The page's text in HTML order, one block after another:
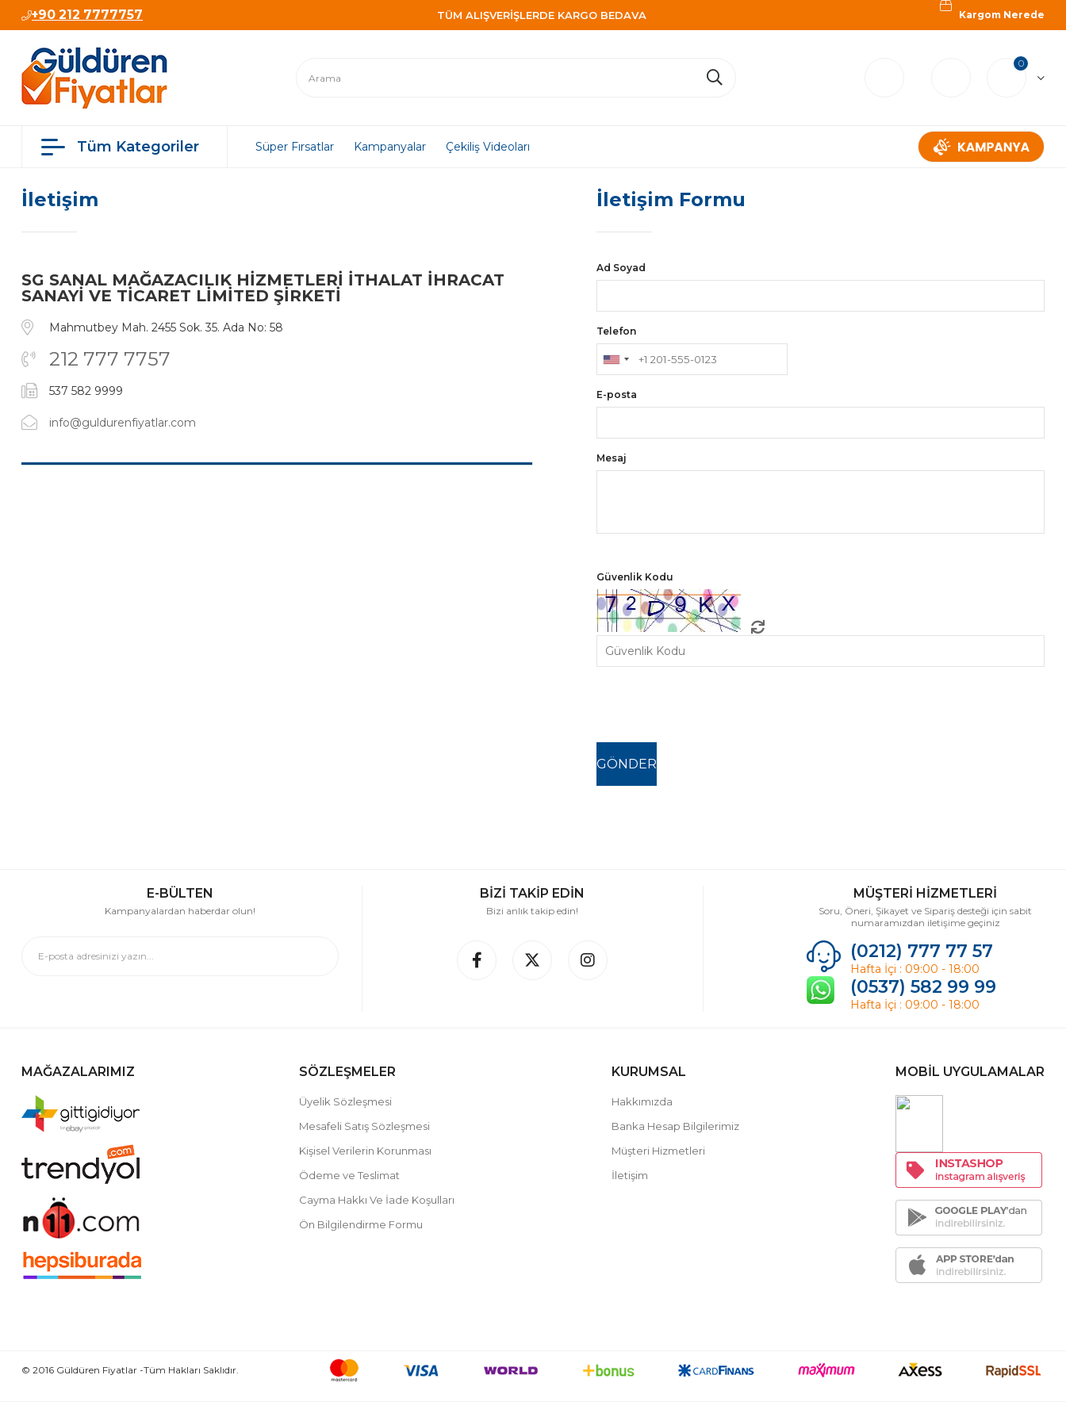
+90 212 7777757 TÜM ALIŞVERİŞLERDE KARGO BEDAVA Kargom Nerede
0
Tüm Kategoriler Süper Fırsatlar Kampanyalar Çekiliş Videoları
İletişim
SG SANAL MAĞAZACILIK HİZMETLERİ İTHALAT İHRACAT
SANAYİ VE TİCARET LİMİTED ŞİRKETİ
Mahmutbey Mah. 2455 Sok. 35. Ada No: 58
212 777 7757
537 582 9999
info@guldurenfiyatlar.com
İletişim Formu
Ad Soyad
Telefon
E-posta
Mesaj
Güvenlik Kodu
E-BÜLTEN
Kampanyalardan haberdar olun!
BİZİ TAKİP EDİN
Bizi anlık takip edin!
MÜŞTERİ HİZMETLERİ
Soru, Öneri, Şikayet ve Sipariş desteği için sabit
numaramızdan iletişime geçiniz
(0212) 777 77 57
Hafta İçi : 09:00 - 18:00
(0537) 582 99 99
Hafta İçi : 09:00 - 18:00
MAĞAZALARIMIZ SÖZLEŞMELER
Üyelik Sözleşmesi
Mesafeli Satış Sözleşmesi
Kişisel Verilerin Korunması
Ödeme ve Teslimat
Cayma Hakkı Ve İade Koşulları
Ön Bilgilendirme Formu
KURUMSAL
Hakkımızda
Banka Hesap Bilgilerimiz
Müşteri Hizmetleri
İletişim
MOBİL UYGULAMALAR
© 2016 Güldüren Fiyatlar -Tüm Hakları Saklıdır.